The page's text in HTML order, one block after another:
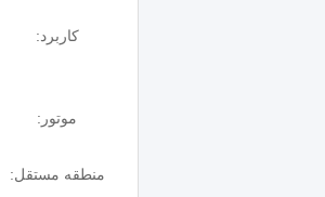
کاربرد:
موتور:
منطقه مستقل: